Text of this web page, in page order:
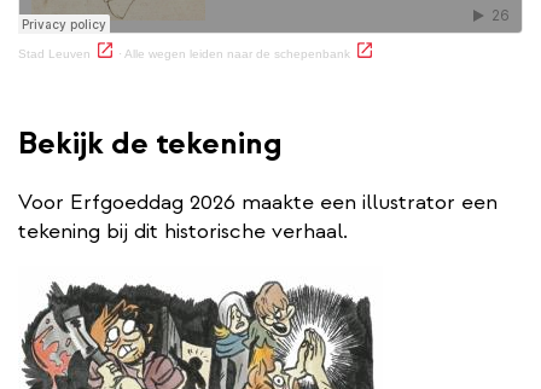
Stad Leuven (externe link)
· Alle wegen leiden naar de schepenbank (externe link)
Bekijk de tekening
Voor Erfgoeddag 2026 maakte een illustrator een
tekening bij dit historische verhaal.